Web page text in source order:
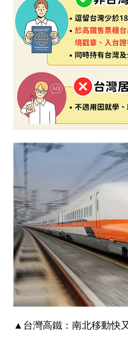
▲台灣高鐵：南北移動快